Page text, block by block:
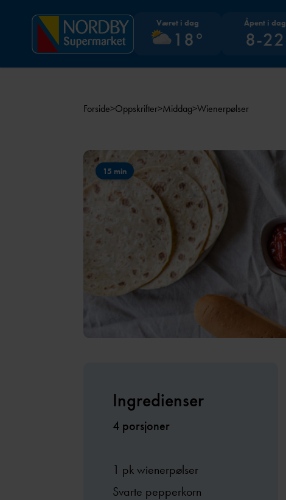
Været i dag
18°
Åpent i dag
8-22
Forside>Oppskrifter>Middag>Wienerpølser
15 min
Ingredienser
4 porsjoner
1 pk wienerpølser
Svarte pepperkorn